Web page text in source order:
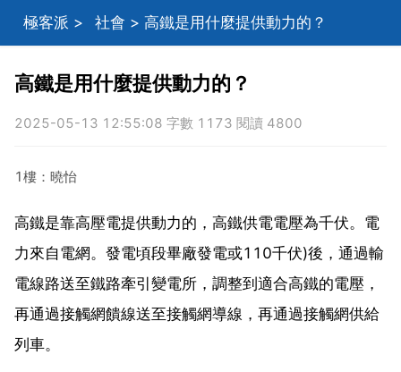
極客派 > 社會 > 高鐵是用什麼提供動力的？
高鐵是用什麼提供動力的？
2025-05-13 12:55:08 字數 1173 閱讀 4800
1樓：曉怡
高鐵是靠高壓電提供動力的，高鐵供電電壓為千伏。電
力來自電網。發電頃段畢廠發電或110千伏)後，通過輸
電線路送至鐵路牽引變電所，調整到適合高鐵的電壓，
再通過接觸網饋線送至接觸網導線，再通過接觸網供給
列車。